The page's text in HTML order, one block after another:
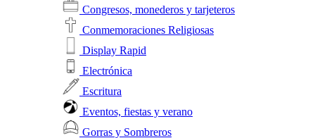
Congresos, monederos y tarjeteros
Conmemoraciones Religiosas
Display Rapid
Electrónica
Escritura
Eventos, fiestas y verano
Gorras y Sombreros